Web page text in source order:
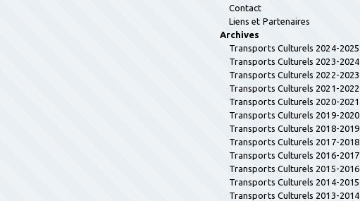
Contact
Liens et Partenaires
Archives
Transports Culturels 2024-2025
Transports Culturels 2023-2024
Transports Culturels 2022-2023
Transports Culturels 2021-2022
Transports Culturels 2020-2021
Transports Culturels 2019-2020
Transports Culturels 2018-2019
Transports Culturels 2017-2018
Transports Culturels 2016-2017
Transports Culturels 2015-2016
Transports Culturels 2014-2015
Transports Culturels 2013-2014